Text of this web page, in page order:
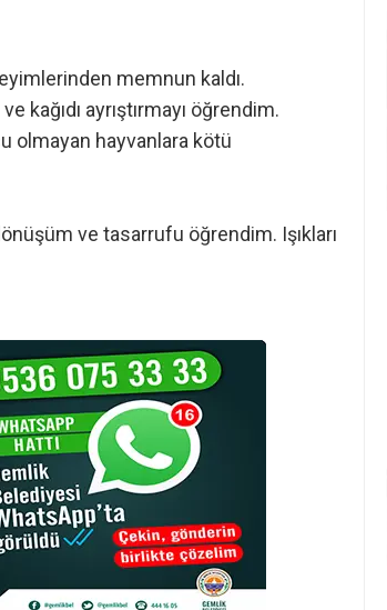
memnun kaldı.
kağıdı ayrıştırmayı öğrendim.
olmayan hayvanlara kötü
ve tasarrufu öğrendim. Işıkları